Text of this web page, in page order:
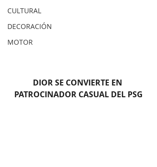
CULTURAL
DECORACIÓN
MOTOR
DIOR SE CONVIERTE EN
PATROCINADOR CASUAL DEL PSG